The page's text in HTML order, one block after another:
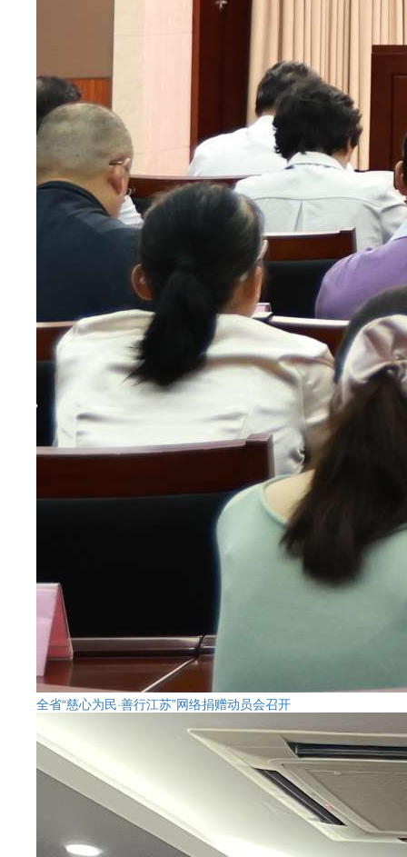
全省“慈心为民·善行江苏”网络捐赠动员会召开